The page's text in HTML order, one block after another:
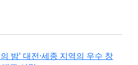
밤' 대전·세종 지역의 우수 창